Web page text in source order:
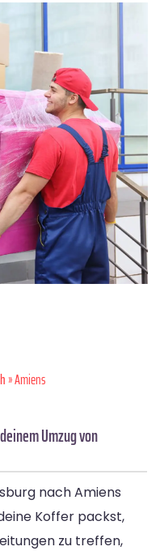
» Amiens
Umzug von
nach Amiens
Koffer packst,
zu treffen,